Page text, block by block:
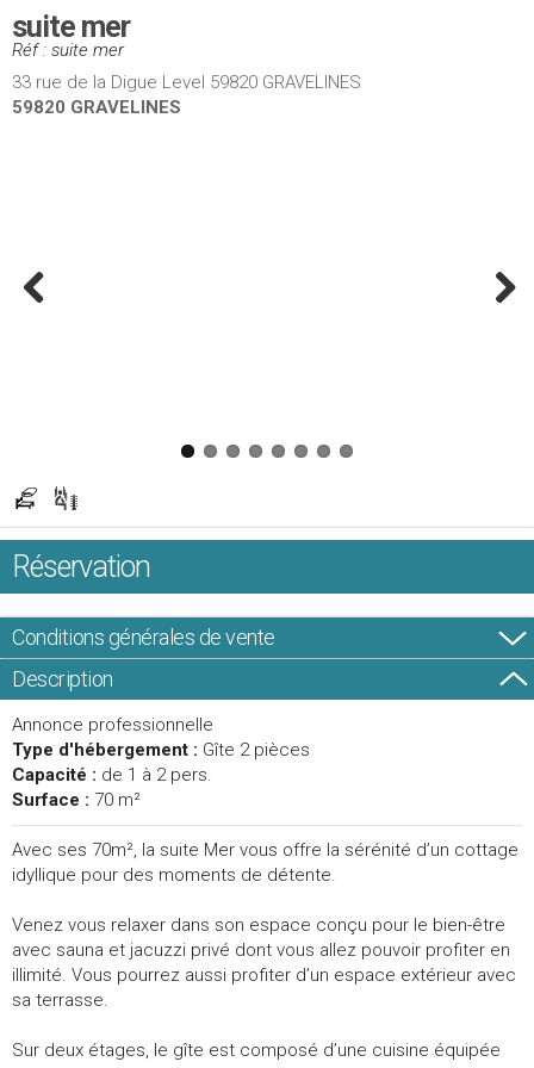
suite mer
Réf : suite mer
33 rue de la Digue Level 59820 GRAVELINES
59820 GRAVELINES
Réservation
Conditions générales de vente
Description
Annonce professionnelle
Type d'hébergement : Gîte 2 pièces
Capacité : de 1 à 2 pers.
Surface : 70 m²
Avec ses 70m², la suite Mer vous offre la sérénité d’un cottage
idyllique pour des moments de détente.
Venez vous relaxer dans son espace conçu pour le bien-être
avec sauna et jacuzzi privé dont vous allez pouvoir profiter en
illimité. Vous pourrez aussi profiter d’un espace extérieur avec
sa terrasse.
Sur deux étages, le gîte est composé d’une cuisine équipée